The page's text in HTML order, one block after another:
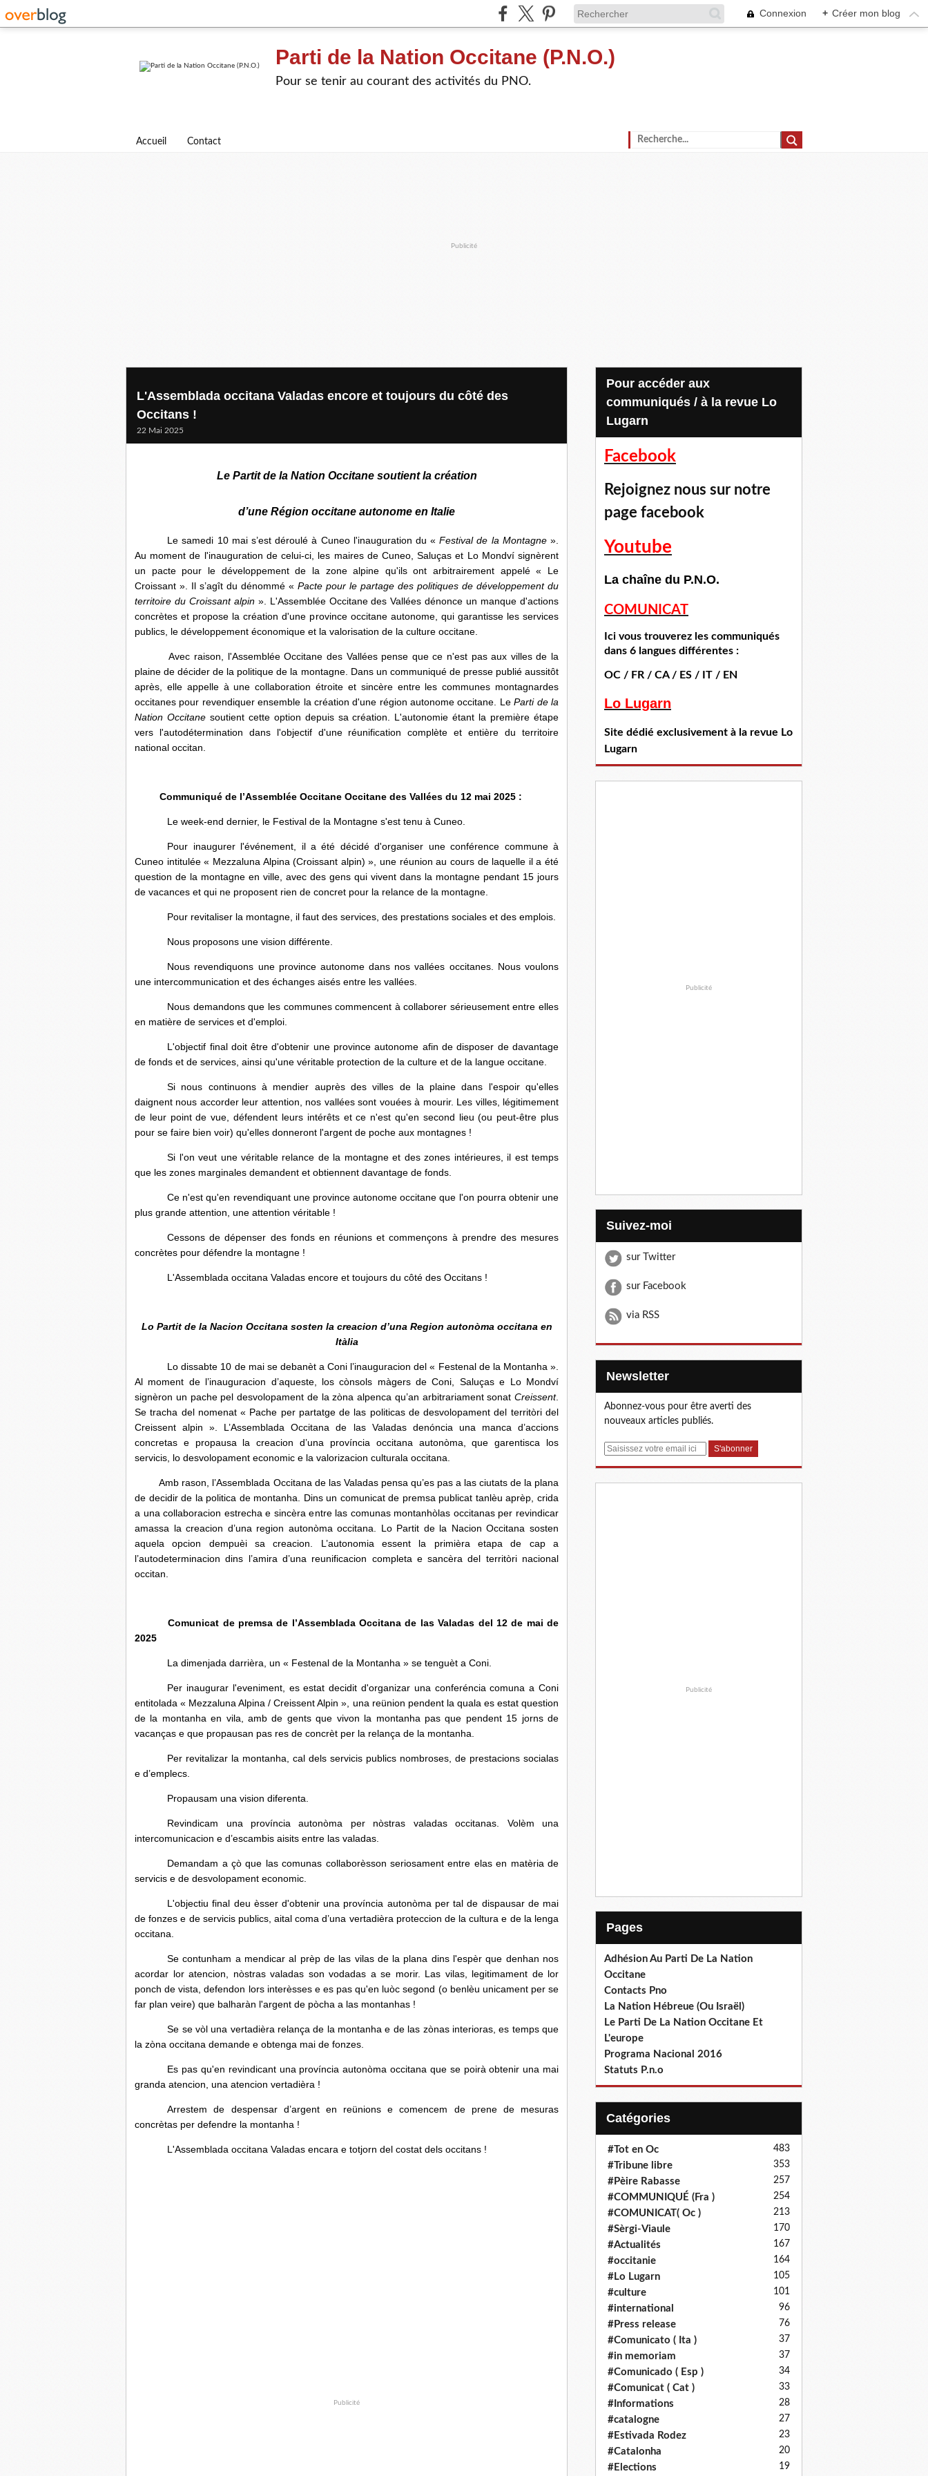
Connexion + Créer mon blog
Parti de la Nation Occitane (P.N.O.)
Pour se tenir au courant des activités du PNO.
Accueil Contact
Publicité
L'Assemblada occitana Valadas encore et toujours du côté des
Occitans !
22 Mai 2025
Le Partit de la Nation Occitane soutient la création
d’une Région occitane autonome en Italie
Le samedi 10 mai s’est déroulé à Cuneo l'inauguration du «Festival de la Montagne».
Au moment de l'inauguration de celui-ci, les maires de Cuneo, Saluças et Lo Mondví signèrent
un pacte pour le développement de la zone alpine qu'ils ont arbitrairement appelé « Le
Croissant ». Il s’agît du dénommé « Pacte pour le partage des politiques de développement du
territoire du Croissant alpin». L'Assemblée Occitane des Vallées dénonce un manque d'actions
concrètes et propose la création d'une province occitane autonome, qui garantisse les services
publics, le développement économique et la valorisation de la culture occitane.
Avec raison, l'Assemblée Occitane des Vallées pense que ce n'est pas aux villes de la
plaine de décider de la politique de la montagne. Dans un communiqué de presse publié aussitôt
après, elle appelle à une collaboration étroite et sincère entre les communes montagnardes
occitanes pour revendiquer ensemble la création d'une région autonome occitane. LeParti de la
Nation Occitane soutient cette option depuis sa création. L'autonomie étant la première étape
vers l'autodétermination dans l'objectif d'une réunification complète et entière du territoire
national occitan.
Communiqué de l’Assemblée Occitane Occitane des Vallées du 12 mai 2025 :
Le week-end dernier, le Festival de la Montagne s'est tenu à Cuneo.
Pour inaugurer l'événement, il a été décidé d'organiser une conférence commune à
Cuneo intitulée « Mezzaluna Alpina (Croissant alpin) », une réunion au cours de laquelle il a été
question de la montagne en ville, avec des gens qui vivent dans la montagne pendant 15 jours
de vacances et qui ne proposent rien de concret pour la relance de la montagne.
Pour revitaliser la montagne, il faut des services, des prestations sociales et des emplois.
Nous proposons une vision différente.
Nous revendiquons une province autonome dans nos vallées occitanes. Nous voulons
une intercommunication et des échanges aisés entre les vallées.
Nous demandons que les communes commencent à collaborer sérieusement entre elles
en matière de services et d'emploi.
L'objectif final doit être d'obtenir une province autonome afin de disposer de davantage
de fonds et de services, ainsi qu'une véritable protection de la culture et de la langue occitane.
Si nous continuons à mendier auprès des villes de la plaine dans l'espoir qu'elles
daignent nous accorder leur attention, nos vallées sont vouées à mourir. Les villes, légitimement
de leur point de vue, défendent leurs intérêts et ce n'est qu'en second lieu (ou peut-être plus
pour se faire bien voir) qu'elles donneront l'argent de poche aux montagnes !
Si l'on veut une véritable relance de la montagne et des zones intérieures, il est temps
que les zones marginales demandent et obtiennent davantage de fonds.
Ce n'est qu'en revendiquant une province autonome occitane que l'on pourra obtenir une
plus grande attention, une attention véritable !
Cessons de dépenser des fonds en réunions et commençons à prendre des mesures
concrètes pour défendre la montagne !
L'Assemblada occitana Valadas encore et toujours du côté des Occitans !
Lo Partit de la Nacion Occitana sosten la creacion d’una Region autonòma occitana en
Itàlia
Lo dissabte 10 de mai se debanèt a Coni l’inauguracion del « Festenal de la Montanha ».
Al moment de l’inauguracion d’aqueste, los cònsols màgers de Coni, Saluças e Lo Mondví
signèron un pache pel desvolopament de la zòna alpenca qu’an arbitrariament sonat Creissent.
Se tracha del nomenat « Pache per partatge de las politicas de desvolopament del territòri del
Creissent alpin ». L’Assemblada Occitana de las Valadas denóncia una manca d’accions
concretas e propausa la creacion d’una província occitana autonòma, que garentisca los
servicis, lo desvolopament economic e la valorizacion culturala occitana.
Amb rason, l’Assemblada Occitana de las Valadas pensa qu’es pas a las ciutats de la plana
de decidir de la politica de montanha. Dins un comunicat de premsa publicat tanlèu aprèp, crida
a una collaboracion estrecha e sincèra entre las comunas montanhòlas occitanas per revindicar
amassa la creacion d’una region autonòma occitana. Lo Partit de la Nacion Occitana sosten
aquela opcion dempuèi sa creacion. L’autonomia essent la primièra etapa de cap a
l’autodeterminacion dins l’amira d’una reunificacion completa e sancèra del territòri nacional
occitan.
Comunicat de premsa de l’Assemblada Occitana de las Valadas del 12 de mai de
2025
La dimenjada darrièra, un « Festenal de la Montanha » se tenguèt a Coni.
Per inaugurar l'eveniment, es estat decidit d'organizar una conferéncia comuna a Coni
entitolada « Mezzaluna Alpina / Creissent Alpin », una reünion pendent la quala es estat question
de la montanha en vila, amb de gents que vivon la montanha pas que pendent 15 jorns de
vacanças e que propausan pas res de concrèt per la relança de la montanha.
Per revitalizar la montanha, cal dels servicis publics nombroses, de prestacions socialas
e d’emplecs.
Propausam una vision diferenta.
Revindicam una província autonòma per nòstras valadas occitanas. Volèm una
intercomunicacion e d’escambis aisits entre las valadas.
Demandam a çò que las comunas collaborèsson seriosament entre elas en matèria de
servicis e de desvolopament economic.
L'objectiu final deu èsser d'obtenir una província autonòma per tal de dispausar de mai
de fonzes e de servicis publics, aital coma d’una vertadièra proteccion de la cultura e de la lenga
occitana.
Se contunham a mendicar al prèp de las vilas de la plana dins l'espèr que denhan nos
acordar lor atencion, nòstras valadas son vodadas a se morir. Las vilas, legitimament de lor
ponch de vista, defendon lors interèsses e es pas qu'en luòc segond (o benlèu unicament per se
far plan veire) que balharàn l'argent de pòcha a las montanhas !
Se se vòl una vertadièra relança de la montanha e de las zònas interioras, es temps que
la zòna occitana demande e obtenga mai de fonzes.
Es pas qu'en revindicant una província autonòma occitana que se poirà obtenir una mai
granda atencion, una atencion vertadièra !
Arrestem de despensar d’argent en reünions e comencem de prene de mesuras
concrètas per defendre la montanha !
L'Assemblada occitana Valadas encara e totjorn del costat dels occitans !
Publicité
Pour accéder aux
communiqués / à la revue Lo
Lugarn
Facebook
Rejoignez nous sur notre
page facebook
Youtube
La chaîne du P.N.O.
COMUNICAT
Ici vous trouverez les communiqués
dans 6 langues différentes :
OC / FR / CA / ES / IT / EN
Lo Lugarn
Site dédié exclusivement à la revue Lo
Lugarn
Publicité
Suivez-moi
sur Twitter
sur Facebook
via RSS
Newsletter
Abonnez-vous pour être averti des
nouveaux articles publiés.
E
Publicité
Pages
Adhésion Au Parti De La Nation
Occitane
Contacts Pno
La Nation Hébreue (Ou Israël)
Le Parti De La Nation Occitane Et
L'europe
Programa Nacional 2016
Statuts P.n.o
Catégories
#Tot en Oc 483
#Tribune libre 353
#Pèire Rabasse 257
#COMMUNIQUÉ (Fra ) 254
#COMUNICAT( Oc ) 213
#Sèrgi-Viaule 170
#Actualités 167
#occitanie 164
#Lo Lugarn 105
#culture 101
#international 96
#Press release 76
#Comunicato ( Ita ) 37
#in memoriam 37
#Comunicado ( Esp ) 34
#Comunicat ( Cat ) 33
#Informations 28
#catalogne 27
#Estivada Rodez 23
#Catalonha 20
#Elections 19